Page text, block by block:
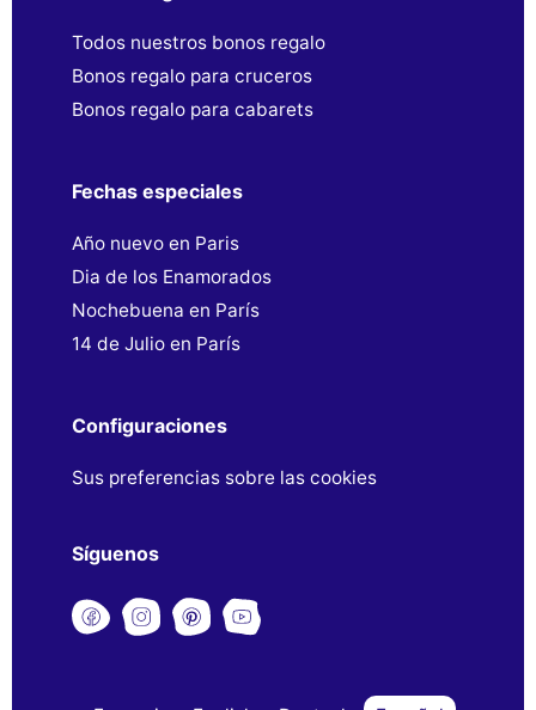
Todos nuestros bonos regalo
Bonos regalo para cruceros
Bonos regalo para cabarets
Fechas especiales
Año nuevo en Paris
Dia de los Enamorados
Nochebuena en París
14 de Julio en París
Configuraciones
Sus preferencias sobre las cookies
Síguenos